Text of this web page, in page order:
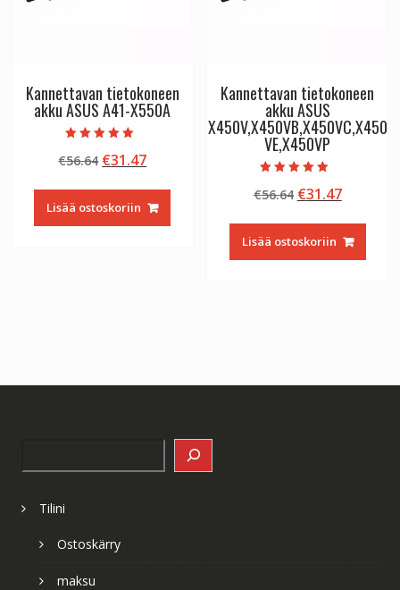
Kannettavan tietokoneen
akku ASUS A41-X550A
tuotteesta:
5.00
€56.64 Alkuperäinen
oli:
€56.64.
€31.47Nykyinen
on:
€31.47.
Lisää ostoskoriin
Kannettavan tietokoneen
akku ASUS
X450V,X450VB,X450VC,X450
VE,X450VP
tuotteesta:
5.00
€56.64 Alkuperäinen
oli:
€56.64.
€31.47
on:
€31.47.
Lisää ostoskoriin
Tilini
Ostoskärry
maksu